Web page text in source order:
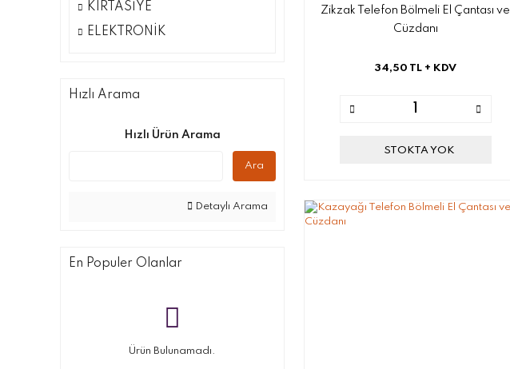
KIRTASİYE
ELEKTRONİK
Hızlı Arama
Hızlı Ürün Arama
Ara
Detaylı Arama
En Populer Olanlar
Ürün Bulunamadı.
Zikzak Telefon Bölmeli El Çantası ve
Cüzdanı
34,50 TL + KDV
STOKTA YOK